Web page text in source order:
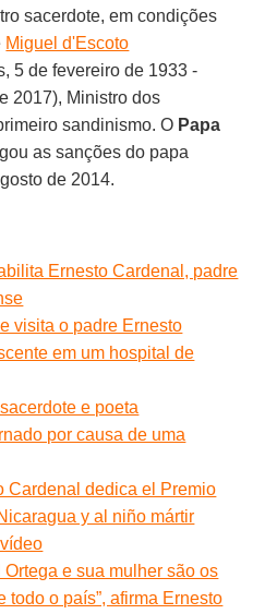
sacerdote, em condições
Miguel d'Escoto
5 de fevereiro de 1933 -
2017), Ministro dos
sandinismo. O Papa
as sanções do papa
de 2014.
Ernesto Cardenal, padre
visita o padre Ernesto
em um hospital de
e poeta
por causa de uma
Cardenal dedica el Premio
y al niño mártir
Ortega e sua mulher são os
todo o país”, afirma Ernesto